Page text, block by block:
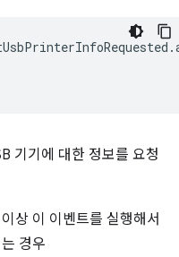
.
기기에 대한 정보를 요청
상 이 이벤트를 실행해서
경우